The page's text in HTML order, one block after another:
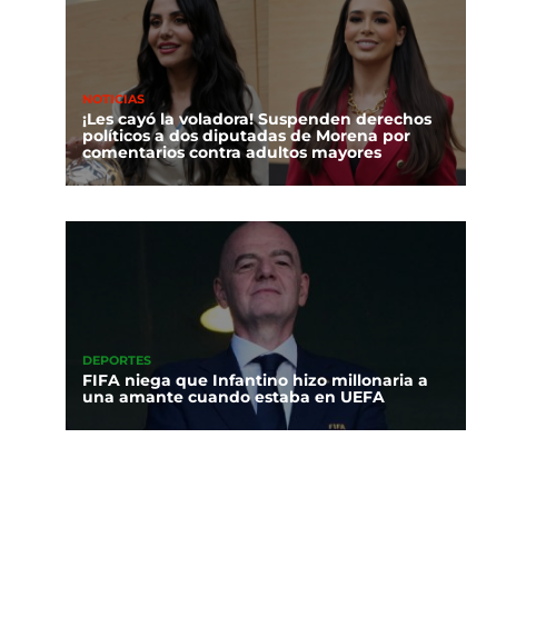
NOTICIAS
¡Les cayó la voladora! Suspenden derechos
políticos a dos diputadas de Morena por
comentarios contra adultos mayores
DEPORTES
FIFA niega que Infantino hizo millonaria a
una amante cuando estaba en UEFA